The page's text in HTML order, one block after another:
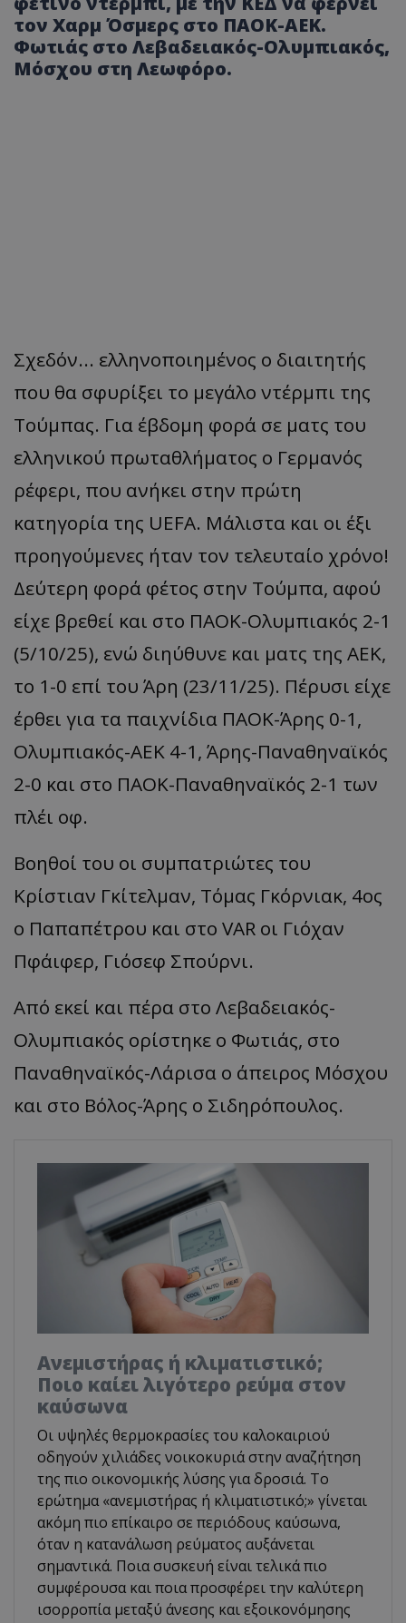
τον Χαρμ Όσμερς στο ΠΑΟΚ-ΑΕΚ.
Φωτιάς στο Λεβαδειακός-Ολυμπιακός,
Μόσχου στη Λεωφόρο.
Σχεδόν... ελληνοποιημένος ο διαιτητής
που θα σφυρίξει το μεγάλο ντέρμπι της
Τούμπας. Για έβδομη φορά σε ματς του
ελληνικού πρωταθλήματος ο Γερμανός
ρέφερι, που ανήκει στην πρώτη
κατηγορία της UEFA. Μάλιστα και οι έξι
προηγούμενες ήταν τον τελευταίο χρόνο!
Δεύτερη φορά φέτος στην Τούμπα, αφού
είχε βρεθεί και στο ΠΑΟΚ-Ολυμπιακός 2-1
(5/10/25), ενώ διηύθυνε και ματς της ΑΕΚ,
το 1-0 επί του Άρη (23/11/25). Πέρυσι είχε
έρθει για τα παιχνίδια ΠΑΟΚ-Άρης 0-1,
Ολυμπιακός-ΑΕΚ 4-1, Άρης-Παναθηναϊκός
2-0 και στο ΠΑΟΚ-Παναθηναϊκός 2-1 των
πλέι οφ.
Βοηθοί του οι συμπατριώτες του
Κρίστιαν Γκίτελμαν, Τόμας Γκόρνιακ, 4ος
ο Παπαπέτρου και στο VAR οι Γιόχαν
Πφάιφερ, Γιόσεφ Σπούρνι.
Από εκεί και πέρα στο Λεβαδειακός-
Ολυμπιακός ορίστηκε ο Φωτιάς, στο
Παναθηναϊκός-Λάρισα ο άπειρος Μόσχου
και στο Βόλος-Άρης ο Σιδηρόπουλος.
Ανεμιστήρας ή κλιματιστικό;
Ποιο καίει λιγότερο ρεύμα στον
καύσωνα
Οι υψηλές θερμοκρασίες του καλοκαιριού
οδηγούν χιλιάδες νοικοκυριά στην αναζήτηση
της πιο οικονομικής λύσης για δροσιά. Το
ερώτημα «ανεμιστήρας ή κλιματιστικό;» γίνεται
ακόμη πιο επίκαιρο σε περιόδους καύσωνα,
όταν η κατανάλωση ρεύματος αυξάνεται
σημαντικά. Ποια συσκευή είναι τελικά πιο
συμφέρουσα και ποια προσφέρει την καλύτερη
ισορροπία μεταξύ άνεσης και εξοικονόμησης